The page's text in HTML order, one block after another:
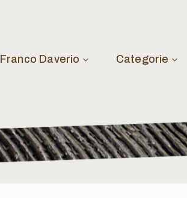
Franco Daverio Categorie